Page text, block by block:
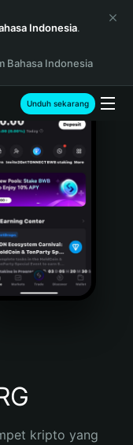
Indonesia.
Bahasa Indonesia
Unduh sekarang
kripto yang